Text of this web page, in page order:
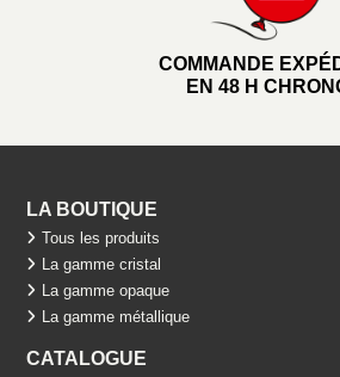
COMMANDE
EN 48 H
LA BOUTIQUE
Tous les produits
La gamme cristal
La gamme opaque
La gamme métallique
CATALOGUE